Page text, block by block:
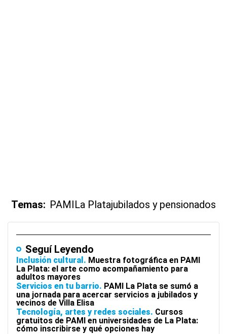
Temas: PAMILa Platajubilados y pensionados
Seguí Leyendo
Inclusión cultural
Muestra fotográfica en PAMI
La Plata: el arte como acompañamiento para
adultos mayores
Servicios en tu barrio PAMI La Plata se sumó a
una jornada para acercar servicios a jubilados y
vecinos de Villa Elisa
Tecnología, artes y redes sociales Cursos
gratuitos de PAMI en universidades de La Plata:
cómo inscribirse y qué opciones hay